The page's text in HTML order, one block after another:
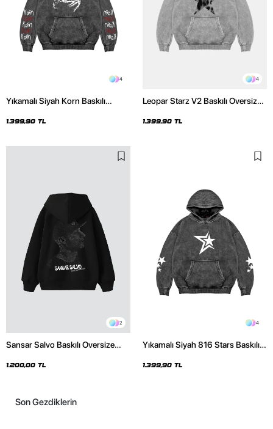
4
Yıkamalı Siyah Korn Baskılı
1.399,90 TL
4
Leopar Starz V2 Baskılı Oversize
Hoodie
1.399,90 TL
2
Sansar Salvo Baskılı Oversize
1.200,00 TL
4
Yıkamalı Siyah 816 Stars Baskılı
1.399,90 TL
Son Gezdiklerin